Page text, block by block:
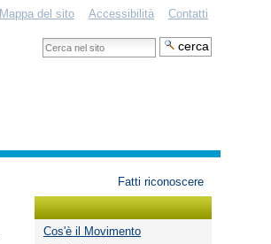
Mappa del sito Accessibilità Contatti
Cerca
nel
Fatti riconoscere
Cos'è il Movimento